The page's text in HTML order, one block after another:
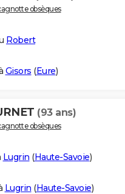
obsèques
Robert
Gisors (Eure)
(93 ans)
obsèques
Lugrin (Haute-Savoie)
Lugrin (Haute-Savoie)